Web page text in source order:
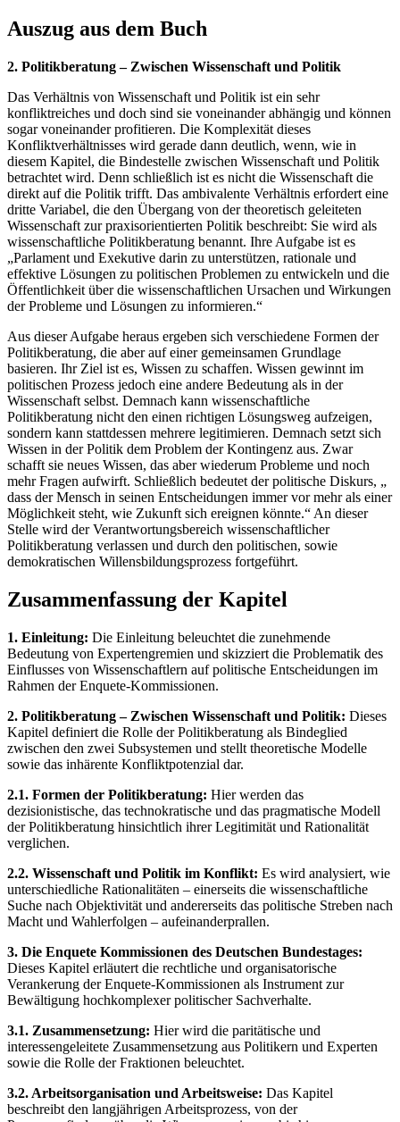
Auszug aus dem Buch
2. Politikberatung – Zwischen Wissenschaft und Politik
Das Verhältnis von Wissenschaft und Politik ist ein sehr
konfliktreiches und doch sind sie voneinander abhängig und können
sogar voneinander profitieren. Die Komplexität dieses
Konfliktverhältnisses wird gerade dann deutlich, wenn, wie in
diesem Kapitel, die Bindestelle zwischen Wissenschaft und Politik
betrachtet wird. Denn schließlich ist es nicht die Wissenschaft die
direkt auf die Politik trifft. Das ambivalente Verhältnis erfordert eine
dritte Variabel, die den Übergang von der theoretisch geleiteten
Wissenschaft zur praxisorientierten Politik beschreibt: Sie wird als
wissenschaftliche Politikberatung benannt. Ihre Aufgabe ist es
„Parlament und Exekutive darin zu unterstützen, rationale und
effektive Lösungen zu politischen Problemen zu entwickeln und die
Öffentlichkeit über die wissenschaftlichen Ursachen und Wirkungen
der Probleme und Lösungen zu informieren.“
Aus dieser Aufgabe heraus ergeben sich verschiedene Formen der
Politikberatung, die aber auf einer gemeinsamen Grundlage
basieren. Ihr Ziel ist es, Wissen zu schaffen. Wissen gewinnt im
politischen Prozess jedoch eine andere Bedeutung als in der
Wissenschaft selbst. Demnach kann wissenschaftliche
Politikberatung nicht den einen richtigen Lösungsweg aufzeigen,
sondern kann stattdessen mehrere legitimieren. Demnach setzt sich
Wissen in der Politik dem Problem der Kontingenz aus. Zwar
schafft sie neues Wissen, das aber wiederum Probleme und noch
mehr Fragen aufwirft. Schließlich bedeutet der politische Diskurs, „
dass der Mensch in seinen Entscheidungen immer vor mehr als einer
Möglichkeit steht, wie Zukunft sich ereignen könnte.“ An dieser
Stelle wird der Verantwortungsbereich wissenschaftlicher
Politikberatung verlassen und durch den politischen, sowie
demokratischen Willensbildungsprozess fortgeführt.
Zusammenfassung der Kapitel
1. Einleitung: Die Einleitung beleuchtet die zunehmende
Bedeutung von Expertengremien und skizziert die Problematik des
Einflusses von Wissenschaftlern auf politische Entscheidungen im
Rahmen der Enquete-Kommissionen.
2. Politikberatung – Zwischen Wissenschaft und Politik: Dieses
Kapitel definiert die Rolle der Politikberatung als Bindeglied
zwischen den zwei Subsystemen und stellt theoretische Modelle
sowie das inhärente Konfliktpotenzial dar.
2.1. Formen der Politikberatung: Hier werden das
dezisionistische, das technokratische und das pragmatische Modell
der Politikberatung hinsichtlich ihrer Legitimität und Rationalität
verglichen.
2.2. Wissenschaft und Politik im Konflikt: Es wird analysiert, wie
unterschiedliche Rationalitäten – einerseits die wissenschaftliche
Suche nach Objektivität und andererseits das politische Streben nach
Macht und Wahlerfolgen – aufeinanderprallen.
3. Die Enquete Kommissionen des Deutschen Bundestages:
Dieses Kapitel erläutert die rechtliche und organisatorische
Verankerung der Enquete-Kommissionen als Instrument zur
Bewältigung hochkomplexer politischer Sachverhalte.
3.1. Zusammensetzung: Hier wird die paritätische und
interessengeleitete Zusammensetzung aus Politikern und Experten
sowie die Rolle der Fraktionen beleuchtet.
3.2. Arbeitsorganisation und Arbeitsweise: Das Kapitel
beschreibt den langjährigen Arbeitsprozess, von der